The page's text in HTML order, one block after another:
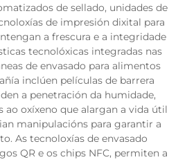
de sellado, unidades de
de impresión dixital para
a frescura e a integridade
tecnolóxicas integradas nas
de envasado para alimentos
inclúen películas de barrera
a penetración da humidade,
ao oxíxeno que alargan a vida útil
manipulacións para garantir a
As tecnoloxías de envasado
QR e os chips NFC, permiten a